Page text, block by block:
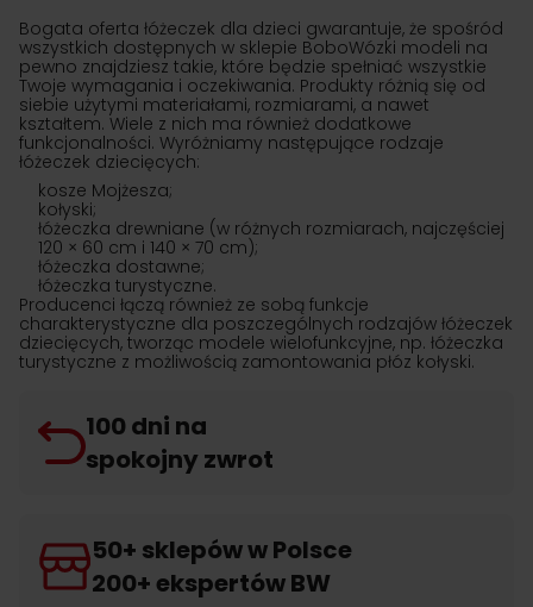
Bogata oferta łóżeczek dla dzieci gwarantuje, że spośród
wszystkich dostępnych w sklepie BoboWózki modeli na
pewno znajdziesz takie, które będzie spełniać wszystkie
Twoje wymagania i oczekiwania. Produkty różnią się od
siebie użytymi materiałami, rozmiarami, a nawet
kształtem. Wiele z nich ma również dodatkowe
funkcjonalności. Wyróżniamy następujące rodzaje
łóżeczek dziecięcych:
kosze Mojżesza;
kołyski;
łóżeczka drewniane (w różnych rozmiarach, najczęściej
120 × 60 cm i 140 × 70 cm);
łóżeczka dostawne;
łóżeczka turystyczne.
Producenci łączą również ze sobą funkcje
charakterystyczne dla poszczególnych rodzajów łóżeczek
dziecięcych, tworząc modele wielofunkcyjne, np. łóżeczka
turystyczne z możliwością zamontowania płóz kołyski.
100 dni na
spokojny zwrot
50+ sklepów w Polsce
200+ ekspertów BW